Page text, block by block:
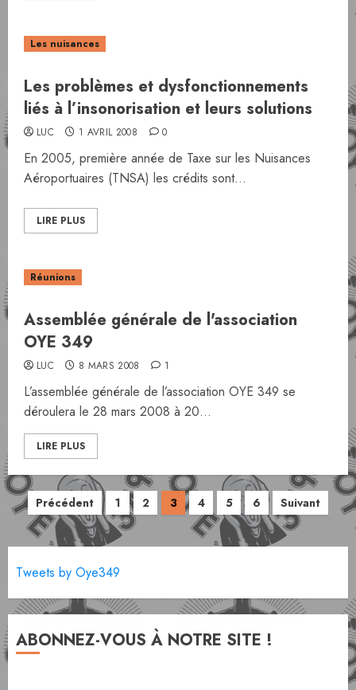
Les nuisances
Les problèmes et dysfonctionnements
liés à l’insonorisation et leurs solutions
LUC 1 AVRIL 2008 0
En 2005, première année de Taxe sur les Nuisances
Aéroportuaires (TNSA) les crédits sont...
LIRE PLUS
Réunions
Assemblée générale de l'association
OYE 349
LUC 8 MARS 2008 1
L’assemblée générale de l’association OYE 349 se
déroulera le 28 mars 2008 à 20...
LIRE PLUS
Pagination
des
publications
Précédent 1 2 3 4 5 6 Suivant
Tweets by Oye349
ABONNEZ-VOUS À NOTRE SITE !